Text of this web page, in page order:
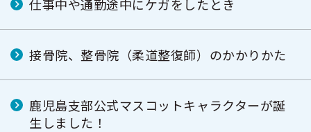
仕事中や通勤途中にケガをしたとき
接骨院、整骨院（柔道整復師）のかかりかた
鹿児島支部公式マスコットキャラクターが誕
生しました！